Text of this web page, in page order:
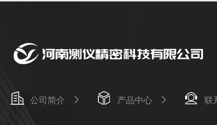
公司简介 产品中心 联